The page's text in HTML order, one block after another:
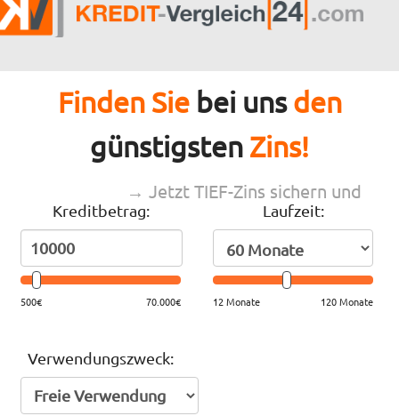
Finden Siebei unsden
günstigsten Zins!
→ Jetzt TIEF-Zins sichern und
sparen
Kreditbetrag:
500€ 70.000€
Laufzeit:
12 Monate 120 Monate
Verwendungszweck: